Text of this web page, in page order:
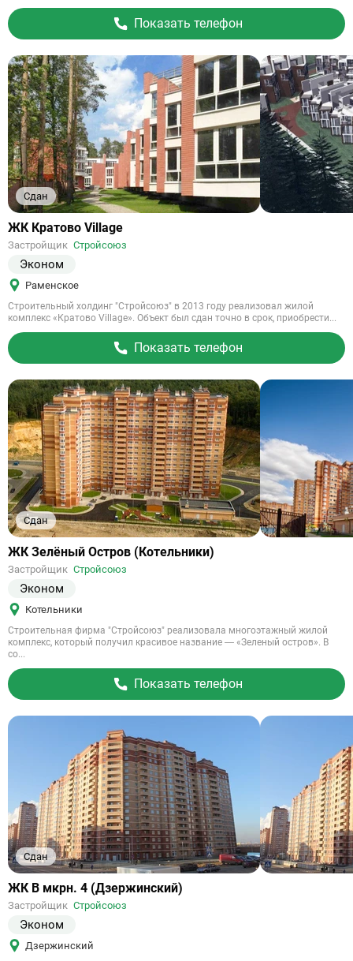
Показать телефон
Сдан
Ссылка
объект
ЖК Кратово Village
Застройщик Стройсоюз
Эконом
Раменское
Строительный холдинг "Стройсоюз" в 2013 году реализовал жилой
комплекс «Кратово Village». Объект был сдан точно в срок, приобрести...
Показать телефон
Сдан
Ссылка
объект
ЖК Зелёный Остров (Котельники)
Застройщик Стройсоюз
Эконом
Котельники
Строительная фирма "Стройсоюз" реализовала многоэтажный жилой
комплекс, который получил красивое название — «Зеленый остров». В
со...
Показать телефон
Сдан
Ссылка
объект
ЖК В мкрн. 4 (Дзержинский)
Застройщик Стройсоюз
Эконом
Дзержинский